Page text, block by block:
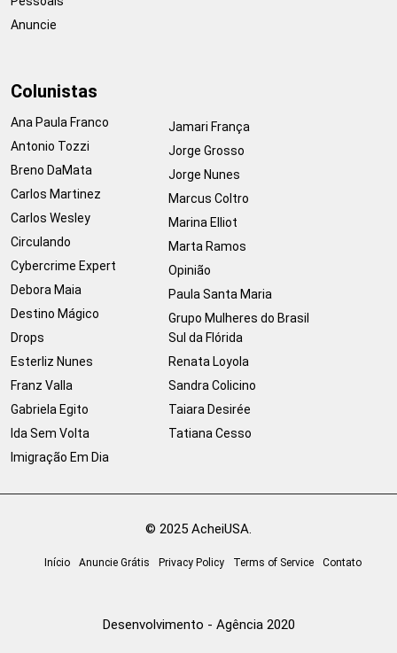
Anuncie
Colunistas
Ana Paula Franco
Antonio Tozzi
Breno DaMata
Carlos Martinez
Carlos Wesley
Circulando
Cybercrime Expert
Debora Maia
Destino Mágico
Drops
Esterliz Nunes
Franz Valla
Gabriela Egito
Ida Sem Volta
Imigração Em Dia
Jamari França
Jorge Grosso
Jorge Nunes
Marcus Coltro
Marina Elliot
Marta Ramos
Opinião
Paula Santa Maria
Grupo Mulheres do Brasil
Sul da Flórida
Renata Loyola
Sandra Colicino
Taiara Desirée
Tatiana Cesso
© 2025 AcheiUSA.
Início Anuncie Grátis Privacy Policy Terms of Service Contato
Desenvolvimento - Agência 2020